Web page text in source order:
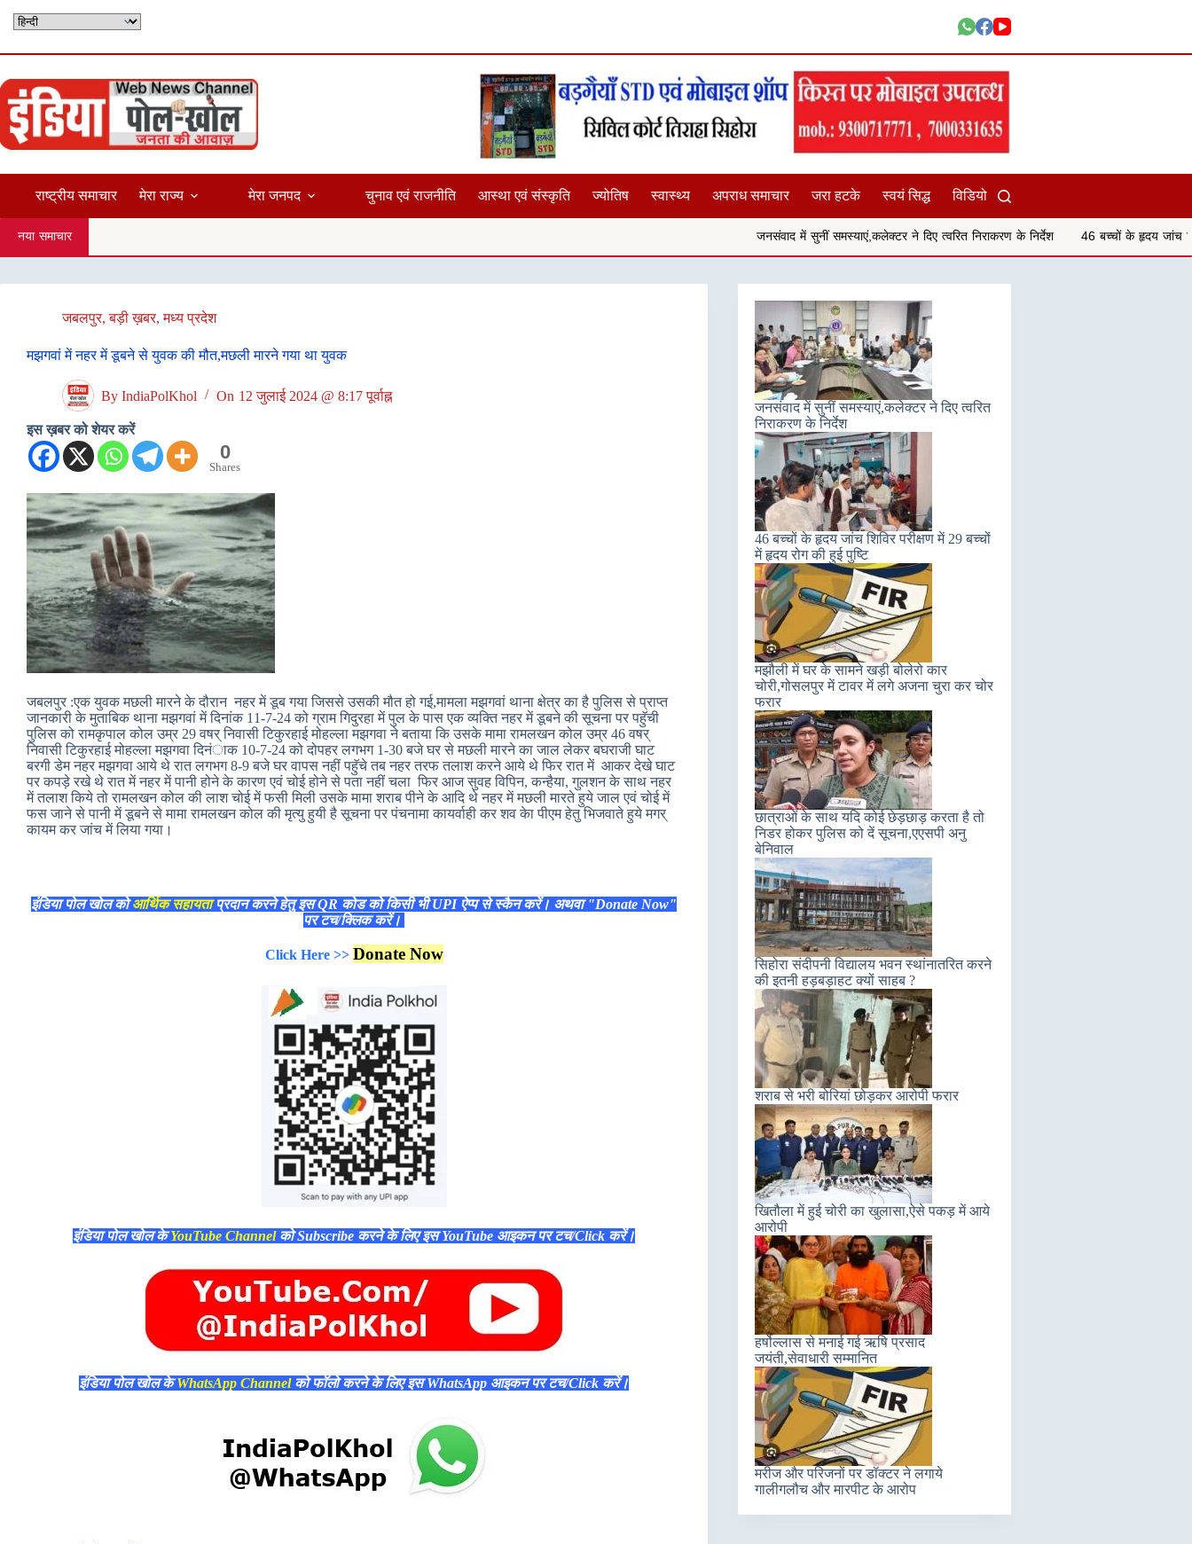
राष्ट्रीय समाचार मेरा राज्य मेरा जनपद चुनाव एवं राजनीति आस्था एवं संस्कृति ज्योतिष स्वास्थ्य अपराध समाचार जरा हटके स्वयं सिद्ध विडियो
नया समाचार जनसंवाद में सुनीं समस्याएं,कलेक्टर ने दिए त्वरित निराकरण के निर्देश 46 बच्चों के हृदय जांच शिविर परीक्षण में 29
जबलपुर,बड़ी ख़बर,मध्य प्रदेश
मझगवां में नहर में डूबने से युवक की मौत,मछली मारने गया था युवक
By IndiaPolKhol On 12 जुलाई 2024 @ 8:17 पूर्वाह्न
इस ख़बर को शेयर करें
0
Shares
जबलपुर :एक युवक मछली मारने के दौरान नहर में डूब गया जिससे उसकी मौत हो गई,मामला मझगवां थाना क्षेत्र का है पुलिस से प्राप्त
जानकारी के मुताबिक थाना मझगवां में दिनांक 11-7-24 को ग्राम गिदुरहा में पुल के पास एक व्यक्ति नहर में डूबने की सूचना पर पहुॅची
पुलिस को रामकृपाल कोल उम्र 29 वषर् निवासी टिकुरहाई मोहल्ला मझगवा ने बताया कि उसके मामा रामलखन कोल उम्र 46 वषर्
निवासी टिकुरहाई मोहल्ला मझगवा दिनंाक 10-7-24 को दोपहर लगभग 1-30 बजे घर से मछली मारने का जाल लेकर बघराजी घाट
बरगी डेम नहर मझगवा आये थे रात लगभग 8-9 बजे घर वापस नहीं पहॅुचे तब नहर तरफ तलाश करने आये थे फिर रात में आकर देखे घाट
पर कपड़े रखे थे रात में नहर में पानी होने के कारण एवं चोई होने से पता नहीं चला फिर आज सुवह विपिन, कन्हैया, गुलशन के साथ नहर
में तलाश किये तो रामलखन कोल की लाश चोई में फसी मिली उसके मामा शराब पीने के आदि थे नहर में मछली मारते हुये जाल एवं चोई में
फस जाने से पानी में डूबने से मामा रामलखन कोल की मृत्यु हुयी है सूचना पर पंचनामा कायर्वाही कर शव केा पीएम हेतु भिजवाते हुये मगर्
कायम कर जांच में लिया गया।
इंडिया पोल खोल कोआर्थिक सहायताप्रदान करने हेतु इस QR कोड को किसी भी UPI ऐप्प से स्कैन करें। अथवा "Donate Now"
पर टच/क्लिक करें।
Click Here >> Donate Now
इंडिया पोल खोल केYouTube Channelको Subscribe करने के लिए इस YouTube आइकन पर टच/Click करें।
इंडिया पोल खोल केWhatsApp Channelको फॉलो करने के लिए इस WhatsApp आइकन पर टच/Click करें।
जनसंवाद में सुनीं समस्याएं,कलेक्टर ने दिए त्वरित
निराकरण के निर्देश
46 बच्चों के हृदय जांच शिविर परीक्षण में 29 बच्चों
में हृदय रोग की हुई पुष्टि
मझौली में घर के सामने खड़ी बोलेरो कार
चोरी,गोसलपुर में टावर में लगे अजना चुरा कर चोर
फरार
छात्राओं के साथ यदि कोई छेड़छाड़ करता है तो
निडर होकर पुलिस को दें सूचना,एएसपी अनु
बेनिवाल
सिहोरा संदीपनी विद्यालय भवन स्थांनातरित करने
की इतनी हड़बड़ाहट क्यों साहब ?
शराब से भरी बोरियां छोड़कर आरोपी फरार
खितौला में हुई चोरी का खुलासा,ऐसे पकड़ में आये
आरोपी
हर्षोल्लास से मनाई गई ऋषि प्रसाद
जयंती,सेवाधारी सम्मानित
मरीज और परिजनों पर डॉक्टर ने लगाये
गालीगलौच और मारपीट के आरोप